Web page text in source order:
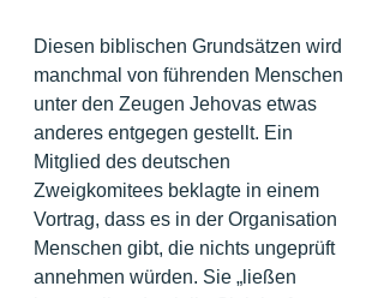
Diesen biblischen Grundsätzen wird
manchmal von führenden Menschen
unter den Zeugen Jehovas etwas
anderes entgegen gestellt. Ein
Mitglied des deutschen
Zweigkomitees beklagte in einem
Vortrag, dass es in der Organisation
Menschen gibt, die nichts ungeprüft
annehmen würden. Sie „ließen